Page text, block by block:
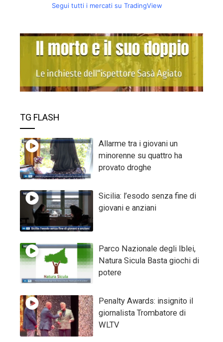
Segui tutti i mercati su TradingView
TG FLASH
Allarme tra i giovani un
minorenne su quattro ha
provato droghe
Sicilia: l’esodo senza fine di
giovani e anziani
Parco Nazionale degli Iblei,
Natura Sicula Basta giochi di
potere
Penalty Awards: insignito il
giornalista Trombatore di
WLTV